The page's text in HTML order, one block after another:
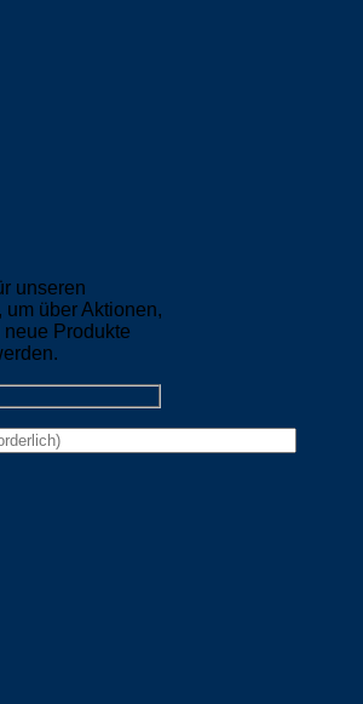
unseren
um über Aktionen,
Produkte
field empty.